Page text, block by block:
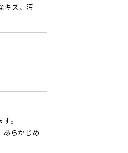
キズ、汚
。
らかじめ